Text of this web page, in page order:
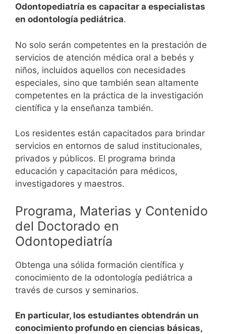
Odontopediatría es capacitar a especialistas
en odontología pediátrica.
No solo serán competentes en la prestación de
servicios de atención médica oral a bebés y
niños, incluidos aquellos con necesidades
especiales, sino que también sean altamente
competentes en la práctica de la investigación
científica y la enseñanza también.
Los residentes están capacitados para brindar
servicios en entornos de salud institucionales,
privados y públicos. El programa brinda
educación y capacitación para médicos,
investigadores y maestros.
Programa, Materias y Contenido
del Doctorado en
Odontopediatría
Obtenga una sólida formación científica y
conocimiento de la odontología pediátrica a
través de cursos y seminarios.
En particular, los estudiantes obtendrán un
conocimiento profundo en ciencias básicas,